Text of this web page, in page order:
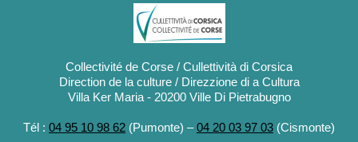
Collectivité de Corse / Cullettività di Corsica
Direction de la culture / Direzzione di a Cultura
Villa Ker Maria - 20200 Ville Di Pietrabugno
Tél : 04 95 10 98 62 (Pumonte) –04 20 03 97 03 (Cismonte)